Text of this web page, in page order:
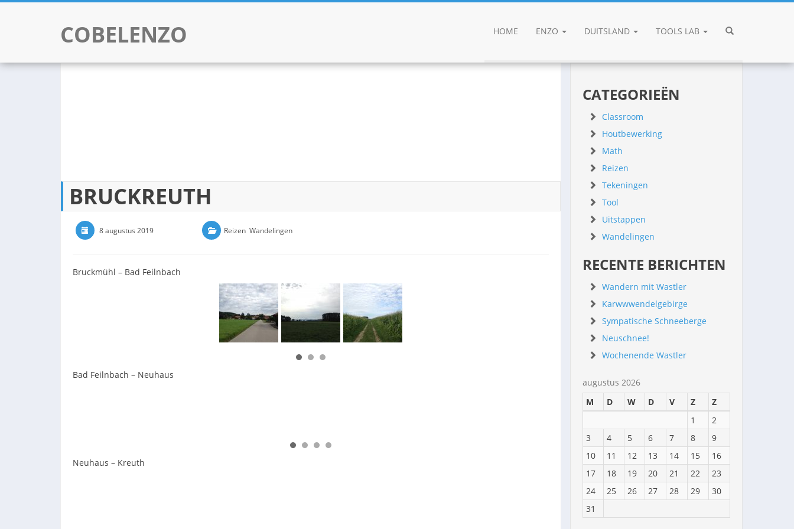
COBELENZO HOME ENZO DUITSLAND TOOLS LAB
BRUCKREUTH
8 augustus 2019 Reizen Wandelingen
Bruckmühl – Bad Feilnbach
Bad Feilnbach – Neuhaus
Neuhaus – Kreuth
CATEGORIEËN
Classroom
Houtbewerking
Math
Reizen
Tekeningen
Tool
Uitstappen
Wandelingen
RECENTE BERICHTEN
Wandern mit Wastler
Karwwwendelgebirge
Sympatische Schneeberge
Neuschnee!
Wochenende Wastler
augustus 2026
M
D W D V Z
Z
1
2
3
4 5 6 7 8
9
10
11 12 13 14 15
16
17
18 19 20 21 22
23
24
25 26 27 28 29
30
31